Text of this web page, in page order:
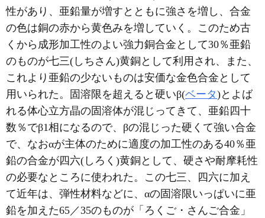
性があり、亜鉛量が増すとともに強さを増し、合金
の色は銅の赤から黄色みを増していく。このため古
くから成形加工性のよい強力銅合金として30％亜鉛
のものが七三(しちさん)黄銅として利用され、また、
これより亜鉛の少ないものは安価な金色合金として
用いられた。固溶限を超えると硬いβ(ベータ)とよば
れる体心立方晶の固溶体が混じってきて、亜鉛四十
数％でβ1相になるので、βの混じった硬くて強い合金
で、なおαが主体のために適度の加工性のある40％亜
鉛の合金が四六(しろく)黄銅として、硬さや耐摩耗性
の必要なところに使われた。この七三、四六に加え
て近年は、弾性材料などに、αの固溶限いっぱいに亜
鉛を加えた65／35のものが「ろくご・さんご合金」